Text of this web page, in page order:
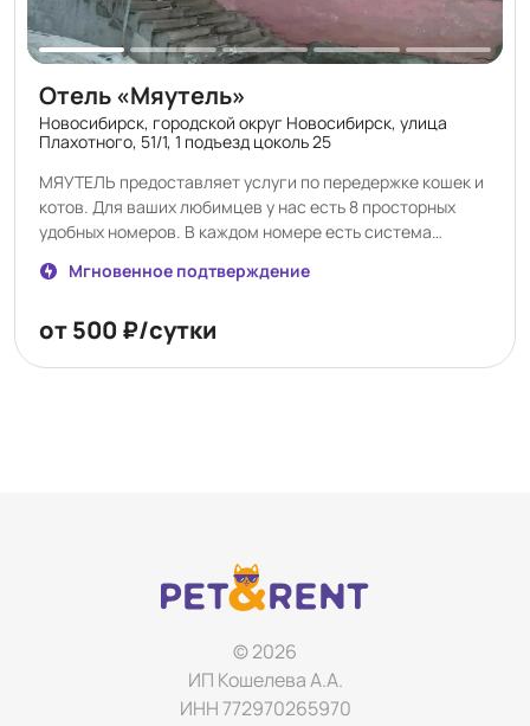
Отель «Мяутель»
Новосибирск, городской округ Новосибирск, улица
Плахотного, 51/1, 1 подъезд цоколь 25
МЯУТЕЛЬ предоставляет услуги по передержке кошек и
котов. Для ваших любимцев у нас есть 8 просторных
удобных номеров. В каждом номере есть система
У нас установлены веб камеры онлайн, так что вы в
питомцем. Стоимость аренды номера для вашей кошки
Мгновенное подтверждение
от 500 ₽/сутки
© 2026
ИП Кошелева А.А.
ИНН 772970265970